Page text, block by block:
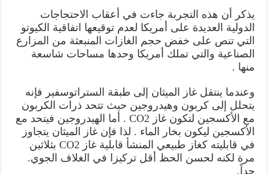
يذكر أن هذه التجربة جاءت في أعقاب الاحتجاجات
الدولية العديدة على أمريكا لعدم توقيعها اتفاقية الكيوتو
التي تنص على خفض حجم الغازات المنبعثة من المزارع
الصناعية والتي تملك أمريكا وحدها مساحات شاسعة
منها .
وعندما ينتقل غاز الميثان إلى طبقة الستراتوسفير فإنه
يتحلل إلى كربون وهيدروجين حيث تتحد ذرات الكربون
مع الأكسجين لتكون غاز CO2 . أما الهيدروجين فيتحد مع
الأكسجين ليكون بخار الماء . لذا فإن غاز الميثان يتجاوز
في قابليته كغاز طبيعي المنشأ قابلية غاز CO2 بثلاثين
مرة لكنه لحسن الحظ أقل تركيزا في الغلاف الجوي.
جداً.